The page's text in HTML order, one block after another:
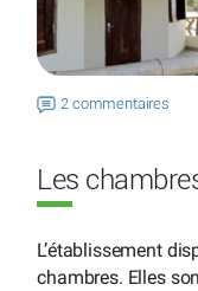
2 commentaires
Les
L’établissement
chambres. Elles